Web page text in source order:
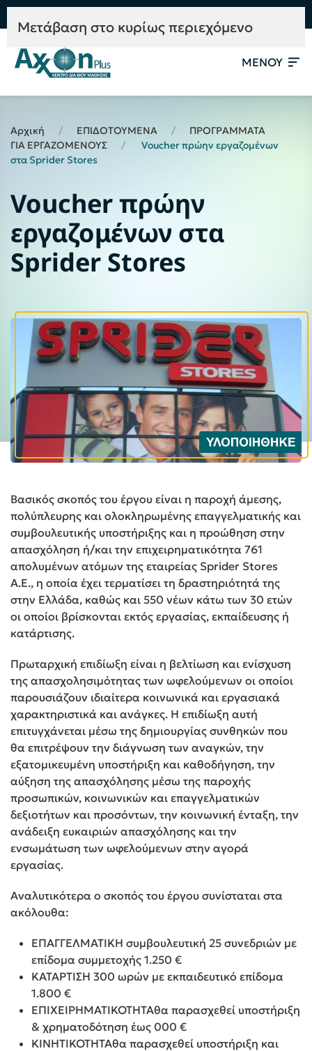
Mετάβαση στο κυρίως περιεχόμενο
ΜΕΝΟΥ
Αρχική ΕΠΙΔΟΤΟΥΜΕΝΑ
ΠΡΟΓΡΑΜΜΑΤΑ
ΓΙΑ ΕΡΓΑΖΟΜΕΝΟΥΣ
Voucher πρώην εργαζομένων
στα Sprider Stores
Voucher πρώην
εργαζομένων στα
Sprider Stores
Βασικός σκοπός του έργου είναι η παροχή άμεσης,
πολύπλευρης και ολοκληρωμένης επαγγελματικής και
συμβουλευτικής υποστήριξης και η προώθηση στην
απασχόληση ή/και την επιχειρηματικότητα 761
απολυμένων ατόμων της εταιρείας Sprider Stores
A.E., η οποία έχει τερματίσει τη δραστηριότητά της
στην Ελλάδα, καθώς και 550 νέων κάτω των 30 ετών
οι οποίοι βρίσκονται εκτός εργασίας, εκπαίδευσης ή
κατάρτισης.
Πρωταρχική επιδίωξη είναι η βελτίωση και ενίσχυση
της απασχολησιμότητας των ωφελούμενων οι οποίοι
παρουσιάζουν ιδιαίτερα κοινωνικά και εργασιακά
χαρακτηριστικά και ανάγκες. Η επιδίωξη αυτή
επιτυγχάνεται μέσω της δημιουργίας συνθηκών που
θα επιτρέψουν την διάγνωση των αναγκών, την
εξατομικευμένη υποστήριξη και καθοδήγηση, την
αύξηση της απασχόλησης μέσω της παροχής
προσωπικών, κοινωνικών και επαγγελματικών
δεξιοτήτων και προσόντων, την κοινωνική ένταξη, την
ανάδειξη ευκαιριών απασχόλησης και την
ενσωμάτωση των ωφελούμενων στην αγορά
εργασίας.
Αναλυτικότερα ο σκοπός του έργου συνίσταται στα
ακόλουθα:
ΕΠΑΓΓΕΛΜΑΤΙΚΗ συμβουλευτική 25 συνεδριών με
επίδομα συμμετοχής 1.250 €
ΚΑΤΑΡΤΙΣΗ 300 ωρών με εκπαιδευτικό επίδομα
1.800 €
ΕΠΙΧΕΙΡΗΜΑΤΙΚΟΤΗΤΑθα παρασχεθεί υποστήριξη
& χρηματοδότηση έως 000 €
ΚΙΝΗΤΙΚΟΤΗΤΑθα παρασχεθεί υποστήριξη και